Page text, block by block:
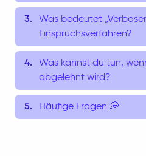
Was bedeutet
Einspruchsverfahren?
Was kannst du tun,
abgelehnt wird?
Häufige Fragen 💭